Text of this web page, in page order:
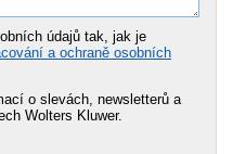
údajů tak, jak je
a ochraně osobních
o slevách, newsletterů a
Wolters Kluwer.